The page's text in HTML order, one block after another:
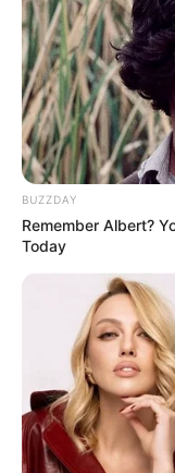
[wp-rss-
Ви пропустили
ПАРТНЕРСЬКІ
Попит на
Ужгороді
BUZZDAY
Remember Albert?
Today